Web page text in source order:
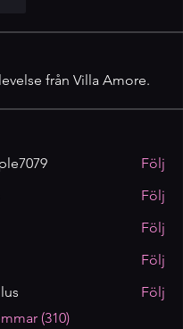
från Villa Amore.
Följ
Följ
Följ
Följ
Följ
(310)